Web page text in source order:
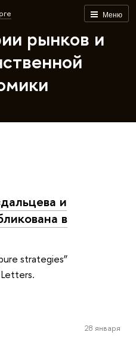
Меню
рынков и
и
в
strategies”
28 января